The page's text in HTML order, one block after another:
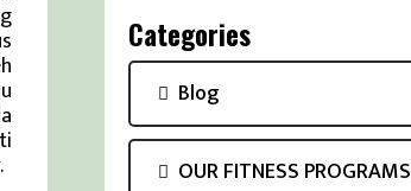
Categories
Blog
OUR FITNESS PROGRAMS